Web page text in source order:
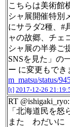
こちらは美術館
シャ展開催特別
にサラダ2種、#
ャの故郷、チェ
シャ展の半券ご
SNSを見た」の
ー に変更もでき
m_matsu/status/
[t] 2017-12-26
RT @ishigaki_ryo:
「北海道民を
また わだい